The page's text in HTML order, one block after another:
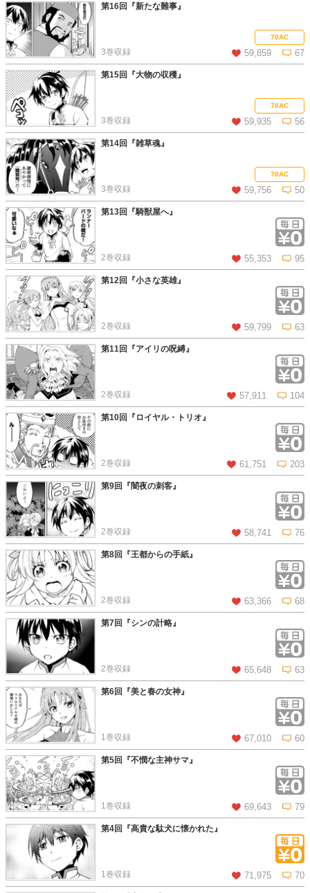
この話を読む コメントを見る
第16回『新たな難事』
70AC
59,859 67
3巻収録
この話を読む コメントを見る
第15回『大物の収穫』
70AC
59,935 56
3巻収録
この話を読む コメントを見る
第14回『雑草魂』
70AC
59,756 50
3巻収録
この話を読む
第13回『騎獣屋へ』
55,353 95
2巻収録
この話を読む
第12回『小さな英雄』
59,799 63
2巻収録
この話を読む
第11回『アイリの呪縛』
57,911 104
2巻収録
この話を読む
第10回『ロイヤル・トリオ』
61,751 203
2巻収録
この話を読む
第9回『闇夜の刺客』
58,741 76
2巻収録
この話を読む
第8回『王都からの手紙』
63,366 68
2巻収録
この話を読む
第7回『シンの計略』
65,648 63
2巻収録
この話を読む
第6回『美と春の女神』
67,010 60
1巻収録
この話を読む
第5回『不憫な主神サマ』
69,643 79
1巻収録
この話を読む
第4回『高貴な駄犬に懐かれた』
71,975 70
1巻収録